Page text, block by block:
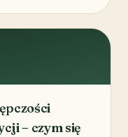
– czym się